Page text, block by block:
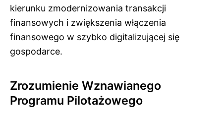
kierunku zmodernizowania transakcji
finansowych i zwiększenia włączenia
finansowego w szybko digitalizującej się
gospodarce.
Zrozumienie Wznawianego
Programu Pilotażowego